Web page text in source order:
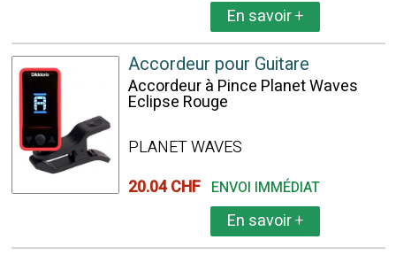
En savoir+
Accordeur pour Guitare
Accordeur à Pince Planet Waves
Eclipse Rouge
PLANET WAVES
20.04 CHF ENVOI IMMÉDIAT
En savoir+